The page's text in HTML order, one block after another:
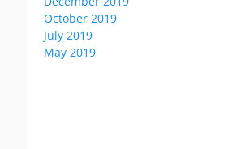
October 2019
July 2019
May 2019